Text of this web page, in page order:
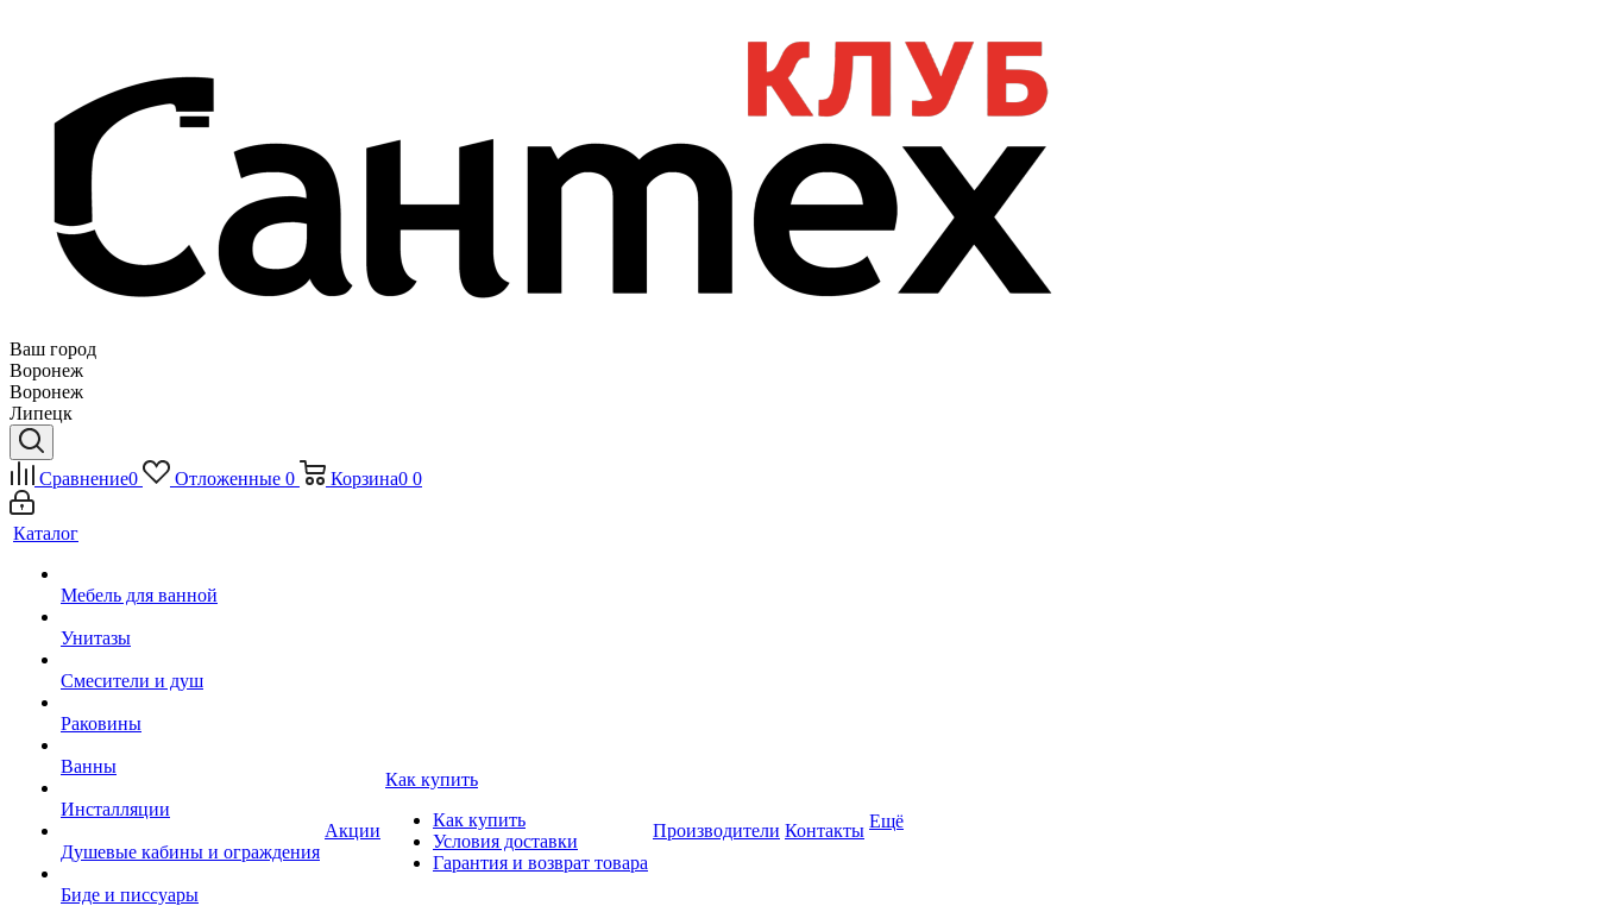
Ваш город
Воронеж
Воронеж
Липецк
Сравнение0 Отложенные 0 Корзина0 0
Каталог
Мебель для ванной
Унитазы
Смесители и душ
Раковины
Ванны
Инсталляции
Душевые кабины и ограждения
Биде и писсуары
Акции
Как купить
Как купить
Условия доставки
Гарантия и возврат товара
Производители Контакты Ещё